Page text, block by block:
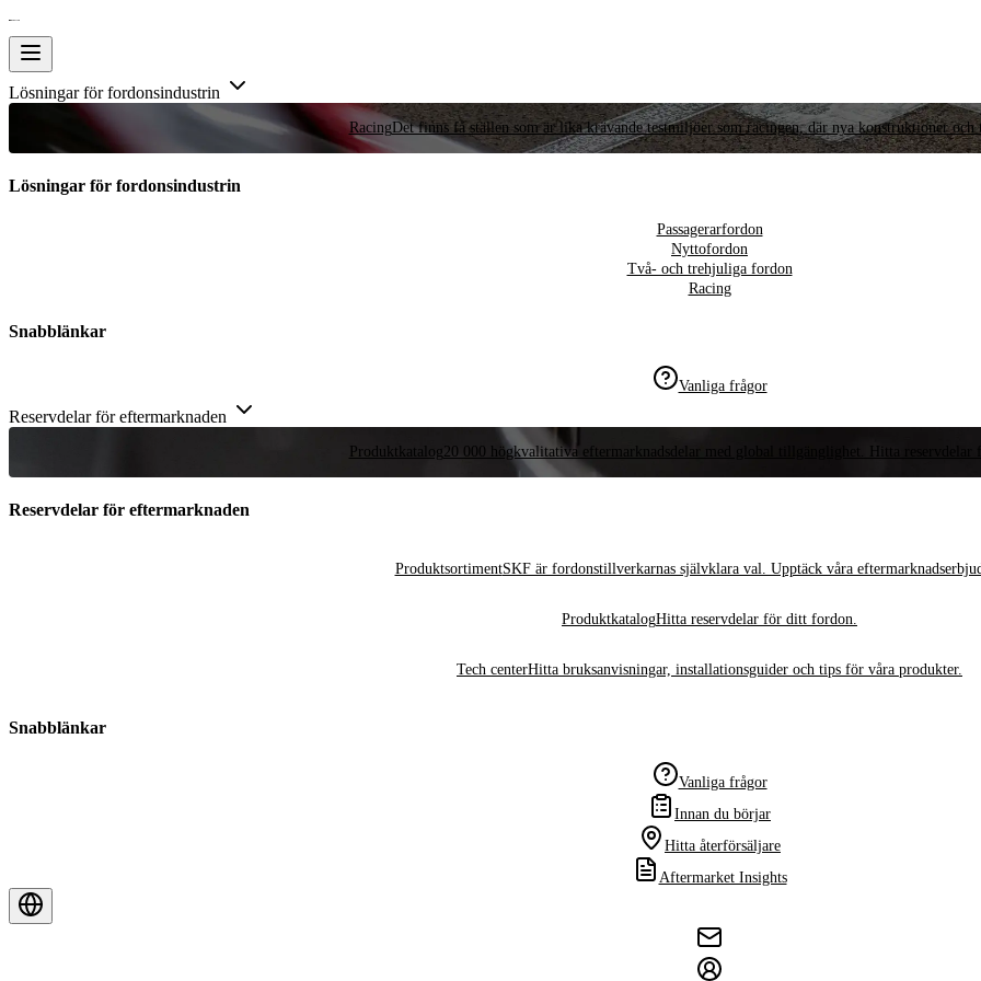
Lösningar för fordonsindustrin
RacingDet finns få ställen som är lika krävande testmiljöer som racingen, där nya konstruktioner och
Lösningar för fordonsindustrin
Passagerarfordon
Nyttofordon
Två- och trehjuliga fordon
Racing
Snabblänkar
Vanliga frågor
Reservdelar för eftermarknaden
Produktkatalog20 000 högkvalitativa eftermarknadsdelar med global tillgänglighet. Hitta reservdelar
Reservdelar för eftermarknaden
ProduktsortimentSKF är fordonstillverkarnas självklara val. Upptäck våra
ProduktkatalogHitta reservdelar för ditt fordon.
Tech centerHitta bruksanvisningar, installationsguider och tips för våra produkter.
Snabblänkar
Vanliga frågor
Innan du börjar
Hitta återförsäljare
Aftermarket Insights